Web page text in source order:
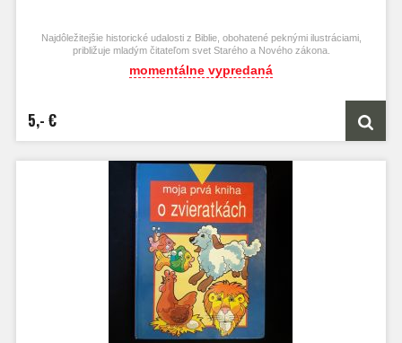
Najdôležitejšie historické udalosti z Biblie, obohatené peknými ilustráciami,
približuje mladým čitateľom svet Starého a Nového zákona.
momentálne vypredaná
5,- €